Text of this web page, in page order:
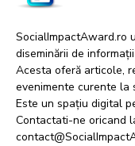
SocialImpactAward.ro
diseminării de
Acesta oferă articole,
evenimente curente la
Este un spațiu digital
Contactati-ne oricand